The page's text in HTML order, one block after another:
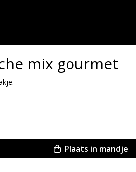
mix gourmet
Plaats in mandje